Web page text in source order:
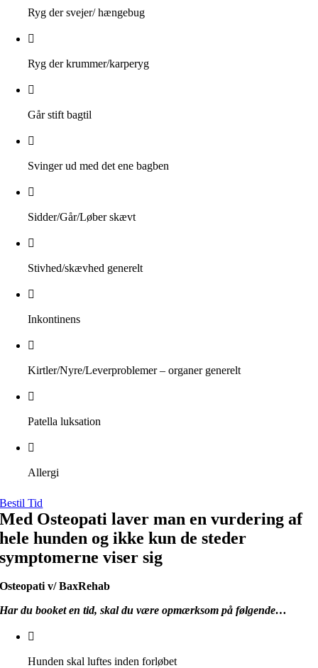
Ryg der svejer/ hængebug
Ryg der krummer/karperyg
Går stift bagtil
Svinger ud med det ene bagben
Sidder/Går/Løber skævt
Stivhed/skævhed generelt
Inkontinens
Kirtler/Nyre/Leverproblemer – organer generelt
Patella luksation
Allergi
Bestil Tid
Med Osteopati laver man en vurdering af
hele hunden og ikke kun de steder
symptomerne viser sig
Osteopati v/ BaxRehab
Har du booket en tid, skal du være opmærksom på følgende…
Hunden skal luftes inden forløbet